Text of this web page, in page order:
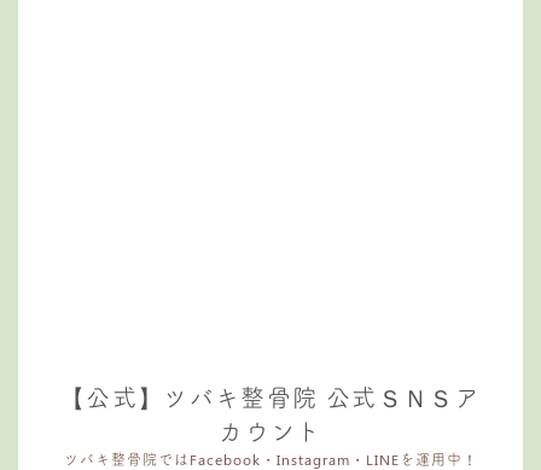
【公式】ツバキ整骨院 公式ＳＮＳア
カウント
ツバキ整骨院ではFacebook・Instagram・LINEを運用中！